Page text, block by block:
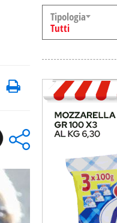
Tipologia
Tutti